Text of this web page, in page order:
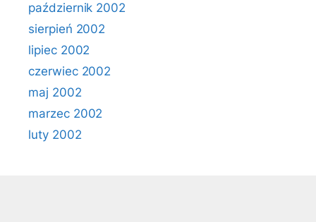
październik 2002
sierpień 2002
lipiec 2002
czerwiec 2002
maj 2002
marzec 2002
luty 2002